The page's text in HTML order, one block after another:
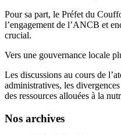
Pour sa part, le Préfet du
l’engagement de l’ANCB et
crucial.
Vers une gouvernance locale
Les discussions au cours de
administratives, les
des ressources allouées à la
Nos archives